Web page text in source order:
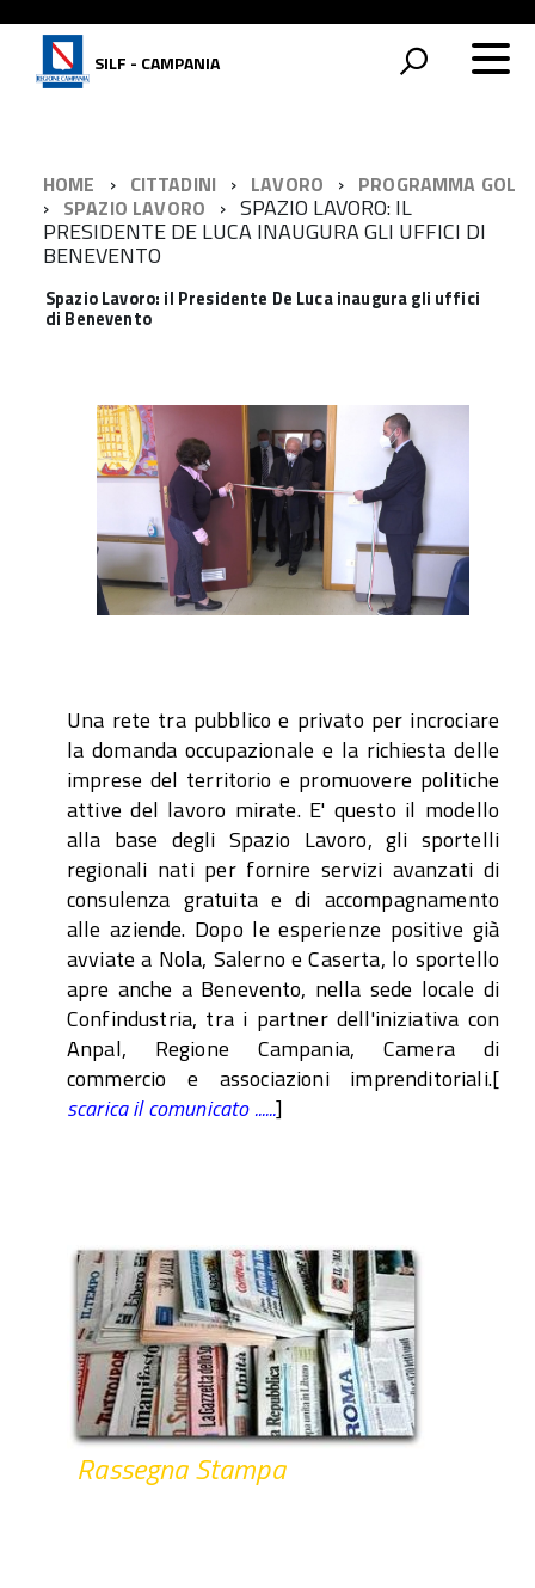
SILF - CAMPANIA
HOME CITTADINI LAVORO
PROGRAMMA GOL
SPAZIO LAVORO
SPAZIO LAVORO: IL
PRESIDENTE DE LUCA INAUGURA GLI UFFICI DI
BENEVENTO
Spazio Lavoro: il Presidente De Luca inaugura gli uffici
di Benevento
Una rete tra pubblico e privato per incrociare
la domanda occupazionale e la richiesta delle
imprese del territorio e promuovere politiche
attive del lavoro mirate. E' questo il modello
alla base degli Spazio Lavoro, gli sportelli
regionali nati per fornire servizi avanzati di
consulenza gratuita e di accompagnamento
alle aziende. Dopo le esperienze positive già
avviate a Nola, Salerno e Caserta, lo sportello
apre anche a Benevento, nella sede locale di
Confindustria, tra i partner dell'iniziativa con
Anpal, Regione Campania, Camera di
commercio e associazioni imprenditoriali.[
scarica il comunicato ......]
Rassegna Stampa